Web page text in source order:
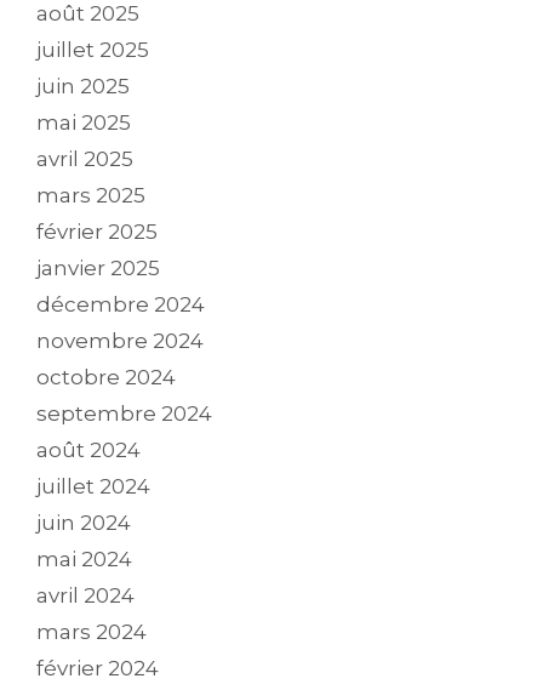
août 2025
juillet 2025
juin 2025
mai 2025
avril 2025
mars 2025
février 2025
janvier 2025
décembre 2024
novembre 2024
octobre 2024
septembre 2024
août 2024
juillet 2024
juin 2024
mai 2024
avril 2024
mars 2024
février 2024